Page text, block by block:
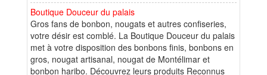
Boutique Douceur du palais
Gros fans de bonbon, nougats et autres confiseries,
votre désir est comblé. La Boutique Douceur du palais
met à votre disposition des bonbons finis, bonbons en
gros, nougat artisanal, nougat de Montélimar et
bonbon haribo. Découvrez leurs produits Reconnus